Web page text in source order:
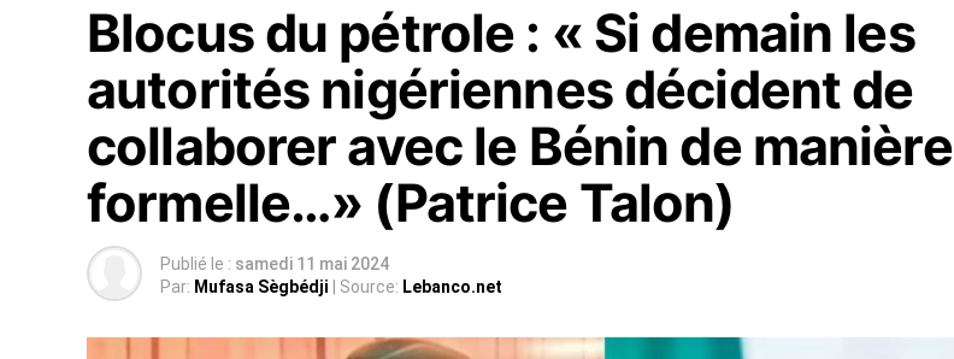
Blocus du pétrole : « Si demain les
autorités nigériennes décident de
collaborer avec le Bénin de manière
formelle…» (Patrice Talon)
Publié le : samedi 11 mai 2024
Par: Mufasa Sègbédji | Source: Lebanco.net